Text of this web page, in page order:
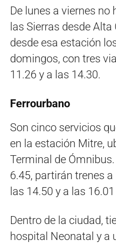
De lunes a viernes no
las Sierras desde
desde esa estación
domingos, con tres
11.26 y a las 14.30.
Ferrourbano
Son cinco servicios
en la estación Mitre,
Terminal de
6.45, partirán trenes
las 14.50 y a las
Dentro de la ciudad,
hospital Neonatal y a